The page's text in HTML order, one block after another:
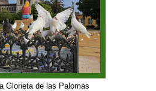
Glorieta de las Palomas